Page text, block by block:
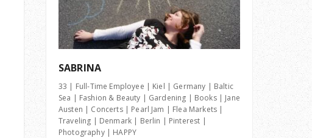
SABRINA
33 | Full-Time Employee | Kiel | Germany | Baltic
Sea | Fashion & Beauty | Gardening | Books | Jane
Austen | Concerts | Pearl Jam | Flea Markets |
Traveling | Denmark | Berlin | Pinterest |
Photography | HAPPY